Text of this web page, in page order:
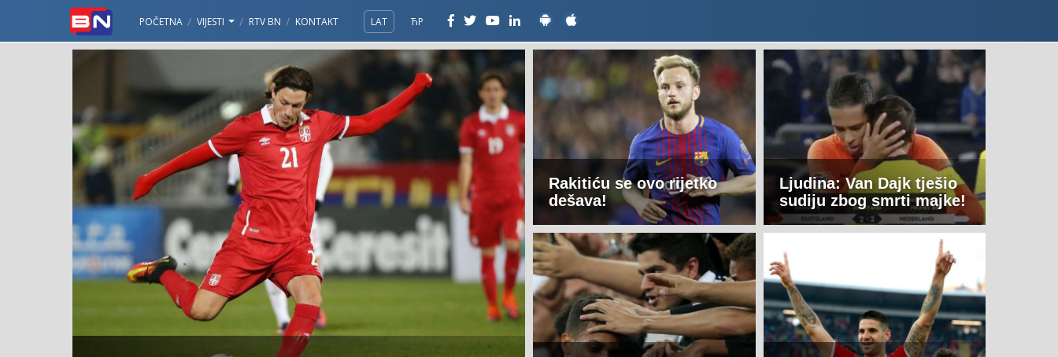
POČETNA VIJESTI RTV BN KONTAKT LAT ЋР
Rakitiću se ovo rijetko
dešava!
Ljudina: Van Dajk tješio
sudiju zbog smrti majke!